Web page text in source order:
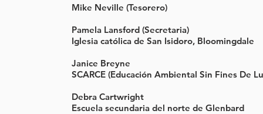
Mike Neville (Tesorero)
Pamela Lansford (Secretaria)
Iglesia católica de San Isidoro, Bloomingdale
Janice Breyne
SCARCE (Educación Ambiental Sin Fines De
Debra Cartwright
Escuela secundaria del norte de Glenbard